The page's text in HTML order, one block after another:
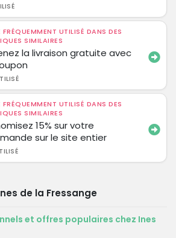
UTILISÉ DANS DES
SIMILAIRES
la livraison gratuite avec
UTILISÉ DANS DES
SIMILAIRES
15% sur votre
sur le site entier
de la Fressange
et offres populaires chez Ines